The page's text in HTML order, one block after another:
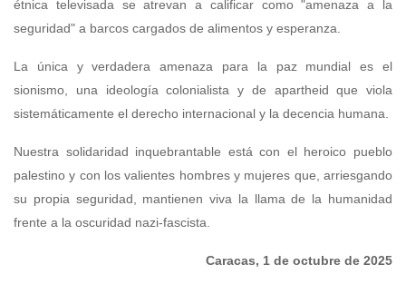
étnica televisada se atrevan a calificar como "amenaza a la
seguridad" a barcos cargados de alimentos y esperanza.
La única y verdadera amenaza para la paz mundial es el
sionismo, una ideología colonialista y de apartheid que viola
sistemáticamente el derecho internacional y la decencia humana.
Nuestra solidaridad inquebrantable está con el heroico pueblo
palestino y con los valientes hombres y mujeres que, arriesgando
su propia seguridad, mantienen viva la llama de la humanidad
frente a la oscuridad nazi-fascista.
Caracas, 1 de octubre de 2025